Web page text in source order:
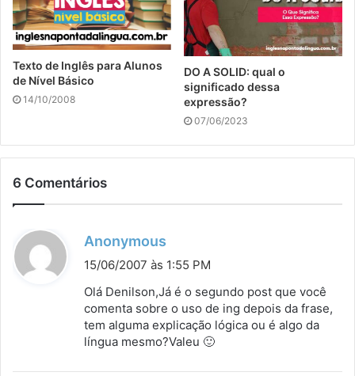
Texto de Inglês para Alunos
de Nível Básico
14/10/2008
DO A SOLID: qual o
significado dessa
expressão?
07/06/2023
6 Comentários
Anonymous
i
s
e
:
15/06/2007 às 1:55 PM
Olá Denilson,Já é o segundo post que você
comenta sobre o uso de ing depois da frase,
tem alguma explicação lógica ou é algo da
língua mesmo?Valeu 🙂